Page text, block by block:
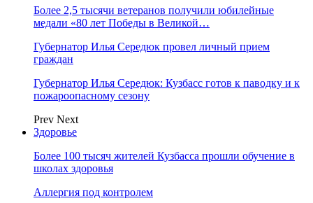
Более 2,5 тысячи ветеранов получили юбилейные
медали «80 лет Победы в Великой…
Губернатор Илья Середюк провел личный прием
граждан
Губернатор Илья Середюк: Кузбасс готов к паводку и к
пожароопасному сезону
Prev Next
Здоровье
Более 100 тысяч жителей Кузбасса прошли обучение в
школах здоровья
Аллергия под контролем